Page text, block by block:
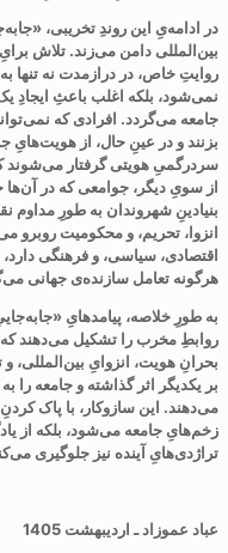
در ادامه‌یِ این روندِ تخریبی،
بین‌المللی دامن می‌زند. تلاش
روایتِ خاص، در درازمدت نه تنها
نمی‌شود، بلکه اغلب باعثِ ایجادِ
جامعه می‌گردد. افرادی که
بزنند و در عینِ حال، از هویت‌هایِ
سردرگمیِ هویتی گرفتار
از سویِ دیگر، جوامعی که در
بنیادینِ شهروندان به طورِ مداوم
انزوا، تحریم، و محکومیت روبرو
اقتصادی، سیاسی، و فرهنگی دارد،
هرگونه تعامل سازنده‌ی جهانی
به طورِ خلاصه، پیامدهایِ
روابطِ مخرب را تشکیل می‌دهند که
بحرانِ هویت، انزوایِ بین‌المللی،
بر یکدیگر اثر گذاشته و جامعه
می‌دهند. این سازوکار، با پاک
زخم‌هایِ جامعه می‌شود، بلکه از
تراژدی‌هایِ آینده نیز جلوگیری
عباد عموزادـ اردیبهشت